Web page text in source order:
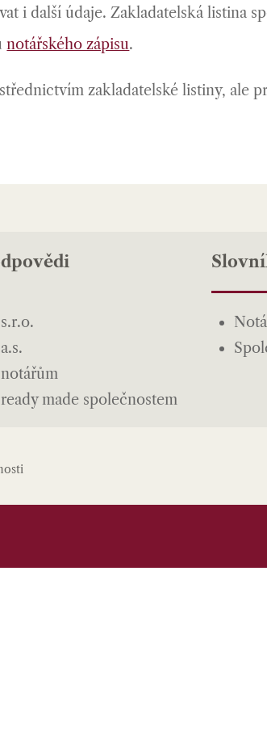
i další údaje. Zakladatelská listina
notářského zápisu.
zakladatelské listiny, ale
made společnostem